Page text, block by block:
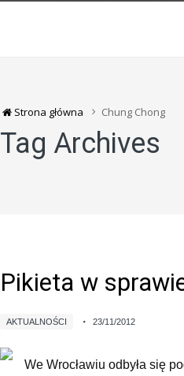
Strona główna Chung Chong
Tag Archives
Pikieta w
AKTUALNOŚCI 23/11/2012
We Wrocławiu odbyła się